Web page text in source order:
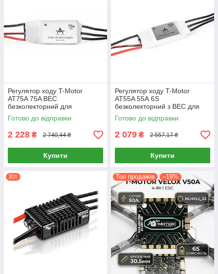
Регулятор ходу T-Motor
AT75A 75A BEC
безколекторний для
авіамоделей 6S
Готово до відправки
2 228 ₴ 2 740,44 ₴
Купити
Регулятор ходу T-Motor
AT55A 55А 6S
безколекторний з BEC для
авіамоделей ШІМ управління
Готово до відправки
2 079 ₴ 2 557,17 ₴
Купити
Хіт Топ продажів –19%